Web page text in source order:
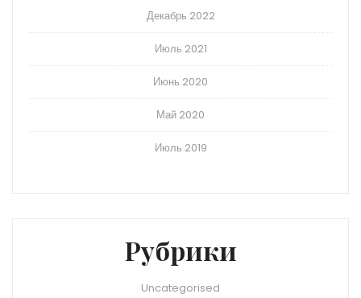
Декабрь 2022
Июль 2021
Июнь 2020
Май 2020
Июль 2019
Рубрики
Uncategorised